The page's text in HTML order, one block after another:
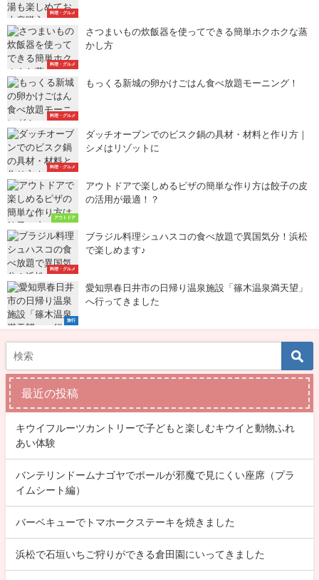
料理・グルメ
料理・グルメ
さつまいもの炊飯器を使ってできる簡単ホクホクな蒸
かし方
料理・グルメ
もっくる新城の卵かけごはん食べ放題モーニング！
料理・グルメ
ダッチオーブンでのビスク鍋の具材・材料と作り方｜
シメはリゾットに
アウトドア
アウトドアで楽しめるピザの簡単な作り方は餃子の皮
の活用が最適！？
料理・グルメ
ブラジル料理シュハスコの食べ放題で異国気分！浜松
で楽しめます♪
旅行
愛知県春日井市の日帰り温泉施設「篠木温泉満天望」
へ行ってきました
最近の投稿
キウイフルーツカントリーで子どもと楽しむキウイと動物ふれ
あい体験
バンテリンドームナゴヤでポールが邪魔で見にくい座席（プラ
イムシート編）
バーベキューでトマホークステーキを焼きました
浜松で石垣いちご狩りができる倉田園にいってきました